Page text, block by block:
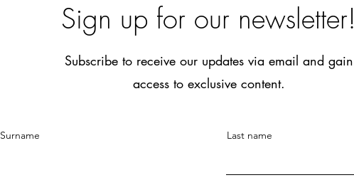
Sign up for our newsletter!
Subscribe to receive our updates via email and gain
access to exclusive content.
Surname Last name